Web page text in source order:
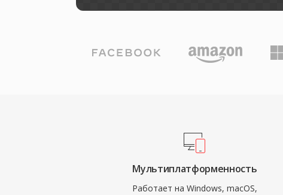
Мультиплатформенность
Работает на Windows, macOS,